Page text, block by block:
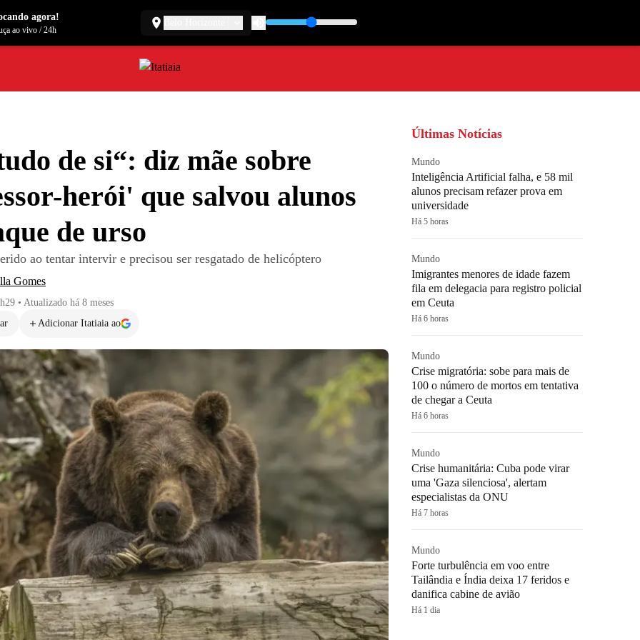
de si“: diz mãe sobre
herói' que salvou alunos
de urso
ao tentar intervir e precisou ser resgatado de helicóptero
Gomes
• Atualizado há 8 meses
Adicionar Itatiaia ao
Últimas Notícias
Mundo
Inteligência Artificial falha, e 58 mil
alunos precisam refazer prova em
universidade
Há 5 horas
Mundo
Imigrantes menores de idade fazem
fila em delegacia para registro policial
em Ceuta
Há 6 horas
Mundo
Crise migratória: sobe para mais de
100 o número de mortos em tentativa
de chegar a Ceuta
Há 6 horas
Mundo
Crise humanitária: Cuba pode virar
uma 'Gaza silenciosa', alertam
especialistas da ONU
Há 7 horas
Mundo
Forte turbulência em voo entre
Tailândia e Índia deixa 17 feridos e
danifica cabine de avião
Há 1 dia
agora!
ao vivo/24h